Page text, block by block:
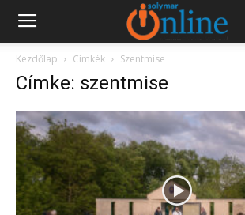
Kezdőlap Címkék Szentmise
Címke: szentmise